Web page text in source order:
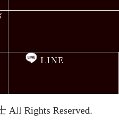
LINE
All Rights Reserved.